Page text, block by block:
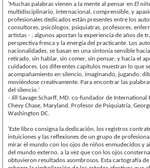
'Muchas palabras vienen a la mente al pensar en El
multidisciplinario, internacional, comprensible, y
profesionales dedicados están presentes entre los
consultores, psicólogos, psiquiatras, profesores,
artistas - ; algunos aportan la experiencia de años de
perspectiva fresca y la energía del practicante. Los
nacionalidades, se basan en una sintonía sensible
retirado, sin hablar, sin comer, sin pensar; y hacia el
cuidadores. Los diferentes capítulos muestran lo que
acompañamiento en silencio, imaginando, jugando,
moviéndose creativamente. Para encontrar las
del silencio.'
- Jill Savage Scharff, MD, co-fundador de
Chevy Chase, Maryland, Profesor de Psiquiatría,
Washington DC.
'Este libro consigna la dedicación, los registros
intuiciones y las reflexiones de un grupo de
mirar el mundo con los ojos de niños enmudecidos y
del mundo externo, a la vez que con los ojos
obtuvieron resultados asombrosos. Esta cartografía